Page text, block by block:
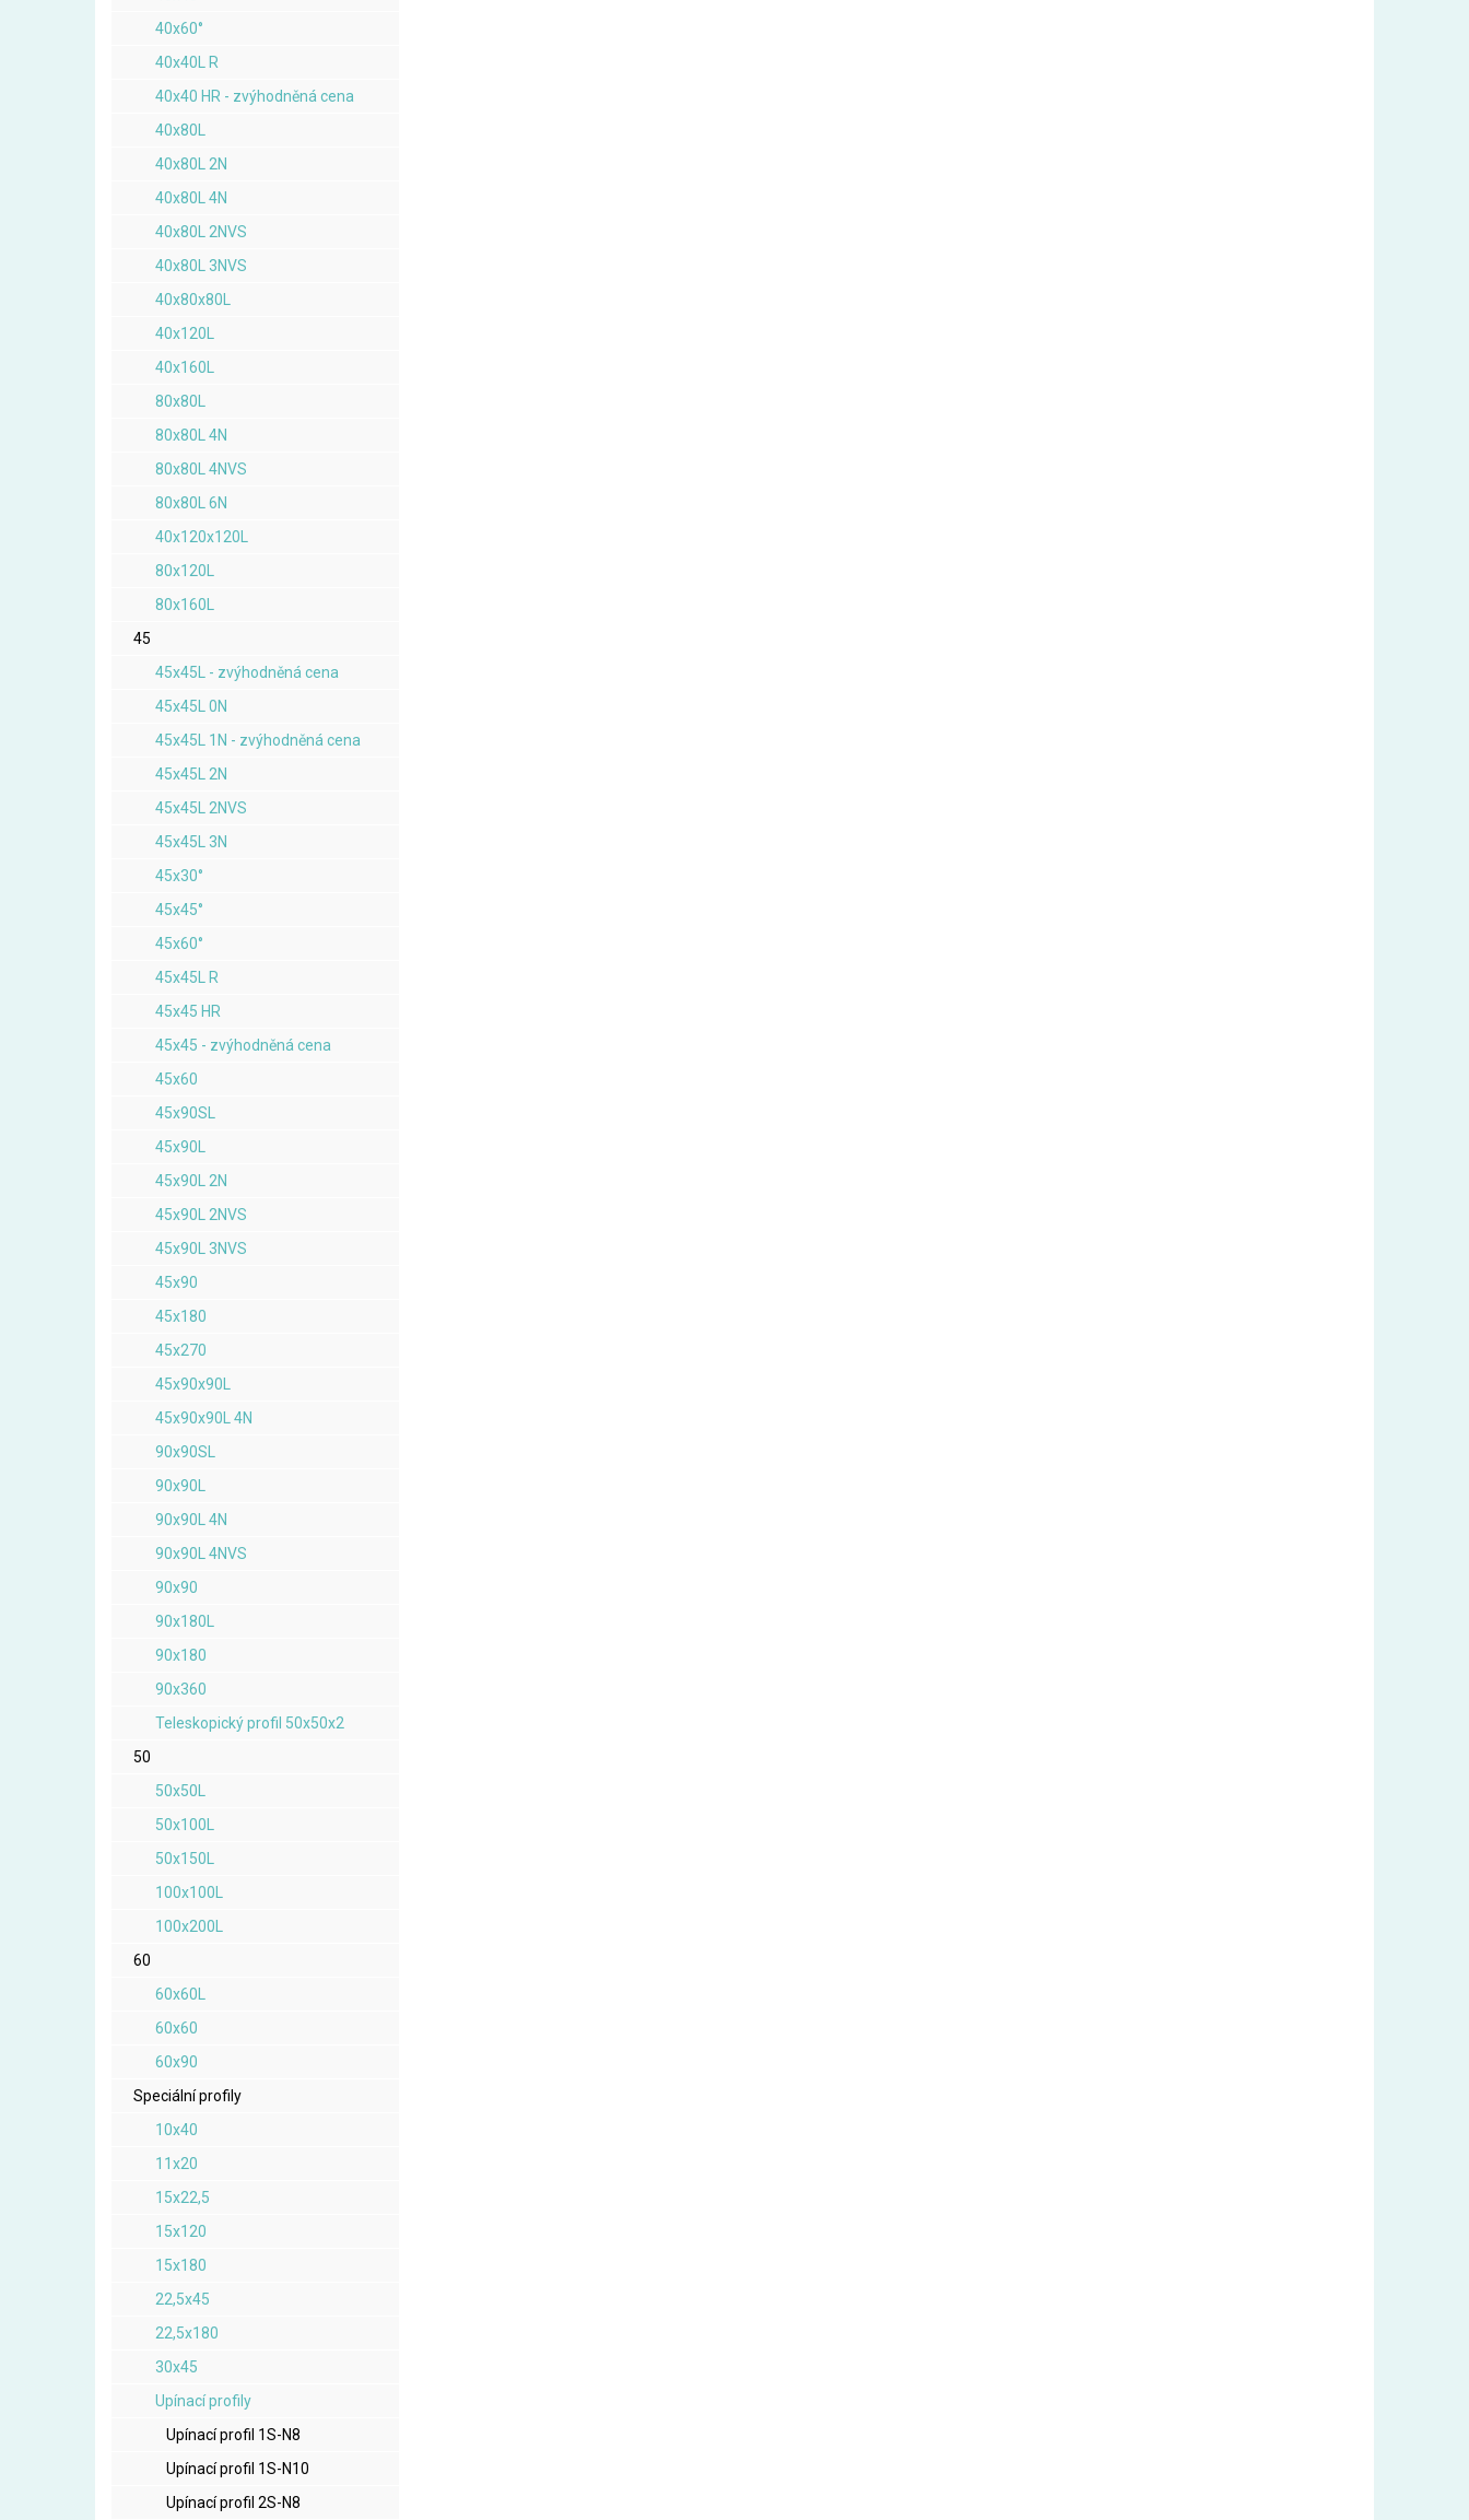
40x60°
40x40L R
40x40 HR - zvýhodněná cena
40x80L
40x80L 2N
40x80L 4N
40x80L 2NVS
40x80L 3NVS
40x80x80L
40x120L
40x160L
80x80L
80x80L 4N
80x80L 4NVS
80x80L 6N
40x120x120L
80x120L
80x160L
45
45x45L - zvýhodněná cena
45x45L 0N
45x45L 1N - zvýhodněná cena
45x45L 2N
45x45L 2NVS
45x45L 3N
45x30°
45x45°
45x60°
45x45L R
45x45 HR
45x45 - zvýhodněná cena
45x60
45x90SL
45x90L
45x90L 2N
45x90L 2NVS
45x90L 3NVS
45x90
45x180
45x270
45x90x90L
45x90x90L 4N
90x90SL
90x90L
90x90L 4N
90x90L 4NVS
90x90
90x180L
90x180
90x360
Teleskopický profil 50x50x2
50
50x50L
50x100L
50x150L
100x100L
100x200L
60
60x60L
60x60
60x90
Speciální profily
10x40
11x20
15x22,5
15x120
15x180
22,5x45
22,5x180
30x45
Upínací profily
Upínací profil 1S-N8
Upínací profil 1S-N10
Upínací profil 2S-N8